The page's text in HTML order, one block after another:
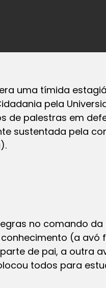
uma tímida
pela
de palestras em
sustentada pela
no comando
(a avó
de pai, a outra
todos para